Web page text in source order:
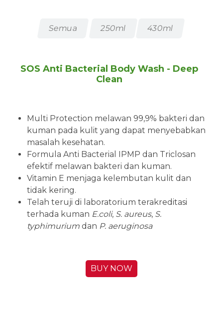
Semua 250ml 430ml
SOS Anti Bacterial Body Wash - Deep
Clean
Multi Protection melawan 99,9% bakteri dan
kuman pada kulit yang dapat menyebabkan
masalah kesehatan.
Formula Anti Bacterial IPMP dan Triclosan
efektif melawan bakteri dan kuman.
Vitamin E menjaga kelembutan kulit dan
tidak kering.
Telah teruji di laboratorium terakreditasi
terhada kuman E.coli, S. aureus, S.
typhimurium dan P. aeruginosa
BUY NOW
Detail >>